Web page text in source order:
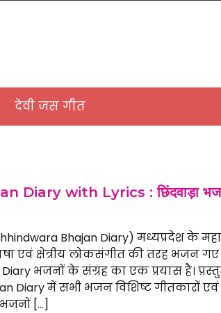
देवी जस गीत
Diary with Lyrics : छिंदवाड़ा भजन
Bhajan Diary) मध्यप्रदेश के
एवं क्षेत्रीय लोकसंगीत की तरह भजन गए
भजनों के संग्रह का एक प्रयास है।
Diary में सभी भजन विशिष्ट गीतकारों
[…]